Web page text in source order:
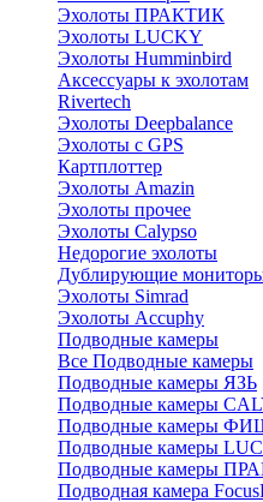
Эхолоты ПРАКТИК
Эхолоты LUCKY
Эхолоты Humminbird
Аксессуары к эхолотам
Rivertech
Эхолоты Deepbalance
Эхолоты с GPS
Картплоттер
Эхолоты Amazin
Эхолоты прочее
Эхолоты Calypso
Недорогие эхолоты
Дублирующие
Эхолоты Simrad
Эхолоты Accuphy
Подводные камеры
Все Подводные камеры
Подводные камеры ЯЗЬ
Подводные камеры
Подводные камеры
Подводные камеры
Подводные камеры
Подводная камера